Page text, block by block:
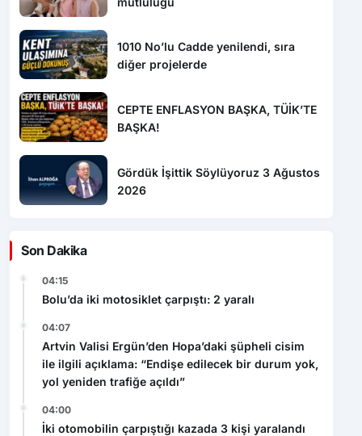
1010 No’lu Cadde yenilendi, sıra
diğer projelerde
CEPTE ENFLASYON BAŞKA, TÜİK’TE
BAŞKA!
Gördük İşittik Söylüyoruz 3 Ağustos
2026
Son Dakika
04:15
Bolu’da iki motosiklet çarpıştı: 2 yaralı
04:07
Artvin Valisi Ergün’den Hopa’daki şüpheli cisim
ile ilgili açıklama: “Endişe edilecek bir durum yok,
yol yeniden trafiğe açıldı”
04:00
İki otomobilin çarpıştığı kazada 3 kişi yaralandı